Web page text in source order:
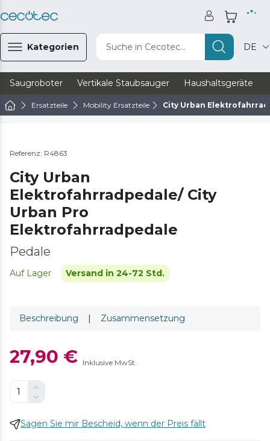
Kategorien Suche in Cecotec... DE
Saugroboter Vertikale Staubsauger Haushaltsgeräte
Ersatzteile Mobility Ersatzteile City Urban
Referenz: R4863
City Urban
Elektrofahrradpedale/ City
Urban Pro
Elektrofahrradpedale
Pedale
Auf Lager Versand in 24-72 Std.
Beschreibung | Zusammensetzung
27,90 € Inklusive MwSt.
Sagen Sie mir Bescheid, wenn der Preis fällt